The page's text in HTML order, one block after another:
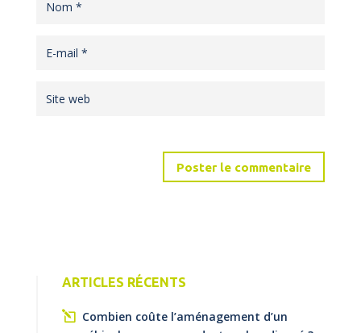
ARTICLES RÉCENTS
Combien coûte l’aménagement d’un